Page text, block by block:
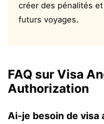
créer des pénalités
futurs voyages.
FAQ sur Visa
Authorization
Ai-je besoin de visa